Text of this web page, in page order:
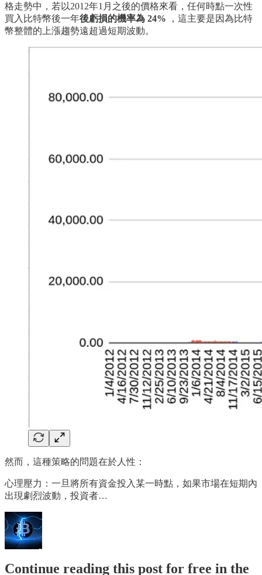
格走勢中，若以2012年1月之後的價格來看，任何時點一次性
買入比特幣後一年後虧損的機率為 24% ，這主要是因為比特
幣整體的上漲趨勢遠超過短期波動。
然而，這種策略的問題在於人性：
心理壓力：一旦將所有資金投入某一時點，如果市場在短期內
出現劇烈波動，投資者…
Continue reading this post for free in the